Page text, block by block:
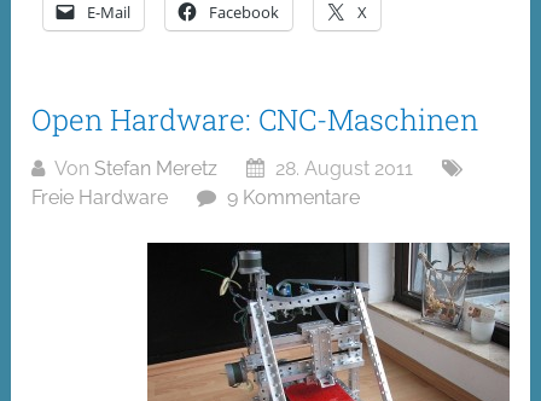
E-Mail Facebook X
Open Hardware: CNC-Maschinen
Von Stefan Meretz
28. August 2011
Freie Hardware
9 Kommentare